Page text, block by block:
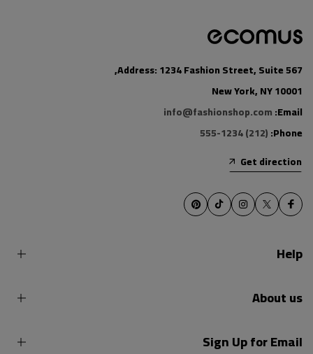
Address: 1234 Fashion Street, Suite 567,
New York, NY 10001
Email:
info@fashionshop.com
Phone:
(212) 555-1234
Get direction
Help
About us
Sign Up for Email